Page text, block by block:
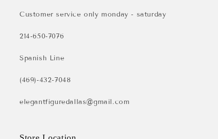
Customer service only monday - saturday
214-650-7076
Spanish Line
(469)-432-7048
elegantfiguredallas@gmail.com